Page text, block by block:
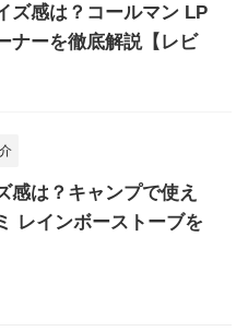
ズ感は？コールマン LP
ナーを徹底解説【レビ
感は？キャンプで使え
レインボーストーブを